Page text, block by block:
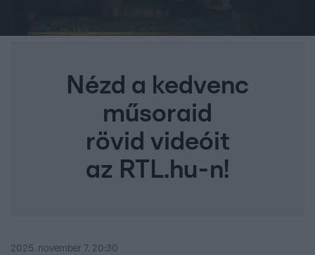
Nézd a kedvenc
műsoraid
rövid videóit
az RTL.hu-n!
2025. november 7. 20:30